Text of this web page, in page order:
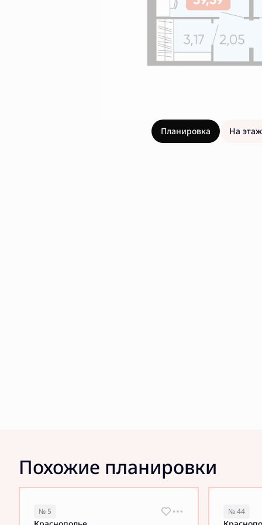
Планировка На
Похожие планировки
№ 5 № 44